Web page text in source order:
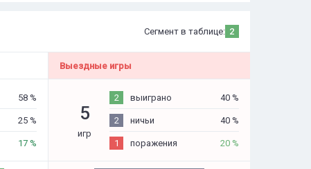
Сегмент в таблице: 2
58 %
25 %
17 %
Выездные игры
5
игр
2 выиграно 40 %
2 ничьи 40 %
1 поражения 20 %